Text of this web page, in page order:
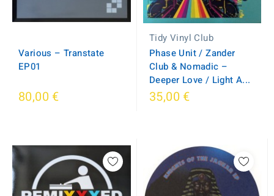
Various – Transtate
EP01
80,00 €
Tidy Vinyl Club
Phase Unit / Zander
Club & Nomadic –
Deeper Love / Light A...
35,00 €